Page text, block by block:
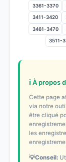
3361-3370
3411-3420
3461-3470
3511-
ℹ️ À propos
Cette page
via notre
être cliqué
les
💡Conseil: